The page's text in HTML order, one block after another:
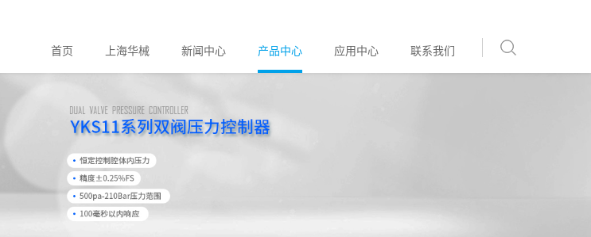
首页 上海华械 新闻中心 产品中心 应用中心 联系我们